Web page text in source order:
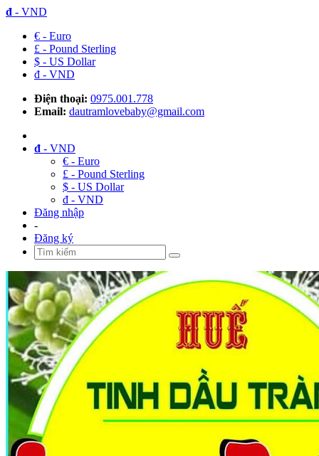
đ - VND
€ - Euro
£ - Pound Sterling
$ - US Dollar
đ - VND
Điện thoại: 0975.001.778
Email: dautramlovebaby@gmail.com
đ - VND
€ - Euro
£ - Pound Sterling
$ - US Dollar
đ - VND
Đăng nhập
-
Đăng ký